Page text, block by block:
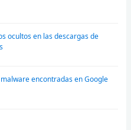
ocultos en las descargas de
encontradas en Google